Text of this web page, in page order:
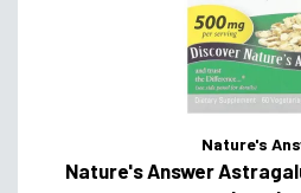
Nature's
Nature's Answer